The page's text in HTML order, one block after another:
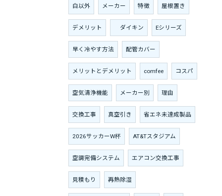
白以外 メーカー 特徴 屋根置き
デメリット ダイキン Eシリーズ
早く冷やす方法 配管カバー
メリットとデメリット comfee コスパ
空気清浄機能 メーカー別 理由
交換工事 真空引き 省エネ未達成製品
2026サッカーW杯 AT&Tスタジアム
空調完備システム エアコン交換工事
見積もり 再熱除湿